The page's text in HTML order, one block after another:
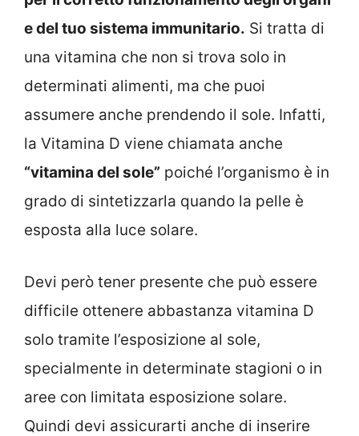
e del tuo sistema immunitario. Si tratta di
una vitamina che non si trova solo in
determinati alimenti, ma che puoi
assumere anche prendendo il sole. Infatti,
la Vitamina D viene chiamata anche
“vitamina del sole” poiché l’organismo è in
grado di sintetizzarla quando la pelle è
esposta alla luce solare.
Devi però tener presente che può essere
difficile ottenere abbastanza vitamina D
solo tramite l’esposizione al sole,
specialmente in determinate stagioni o in
aree con limitata esposizione solare.
Quindi devi assicurarti anche di inserire